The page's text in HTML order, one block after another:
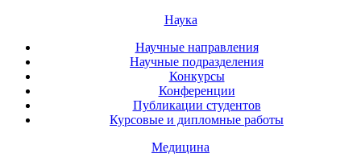
Наука
Научные направления
Научные подразделения
Конкурсы
Конференции
Публикации студентов
Курсовые и дипломные работы
Медицина